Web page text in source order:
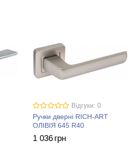
Відгуки: 0
Ручки дверні RICH-ART
ОЛІВІЯ 645 R40
1 036 грн